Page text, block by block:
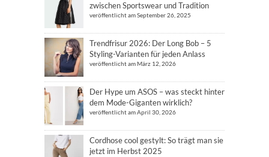
zwischen Sportswear und Tradition
veröffentlicht am September 26, 2025
Trendfrisur 2026: Der Long Bob – 5
Styling-Varianten für jeden Anlass
veröffentlicht am März 12, 2026
Der Hype um ASOS – was steckt hinter
dem Mode-Giganten wirklich?
veröffentlicht am April 30, 2026
Cordhose cool gestylt: So trägt man sie
jetzt im Herbst 2025